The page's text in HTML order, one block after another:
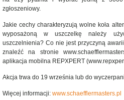
zgłoszeniowy.
Jakie cechy charakteryzują wolne koła
wyposażoną w uszczelkę należy
uszczelnienia? Co nie jest przyczyną
znaleźć na stronie
aplikacja mobilna REPXPERT
Akcja trwa do 19 września lub do
Więcej informacji: www.schaefflermasters.pl